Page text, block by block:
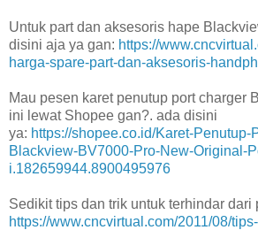
Untuk part dan aksesoris hape
disini aja ya gan: https://
harga-spare-part-dan-aksesoris-
Mau pesen karet penutup port charger
ini lewat Shopee gan?. ada disini
ya: https://shopee.co.id/Karet-Penutup-
Blackview-BV7000-Pro-New-Original-
i.182659944.8900495976
Sedikit tips dan trik untuk terhindar dari
https://www.cncvirtual.com/2011/08/